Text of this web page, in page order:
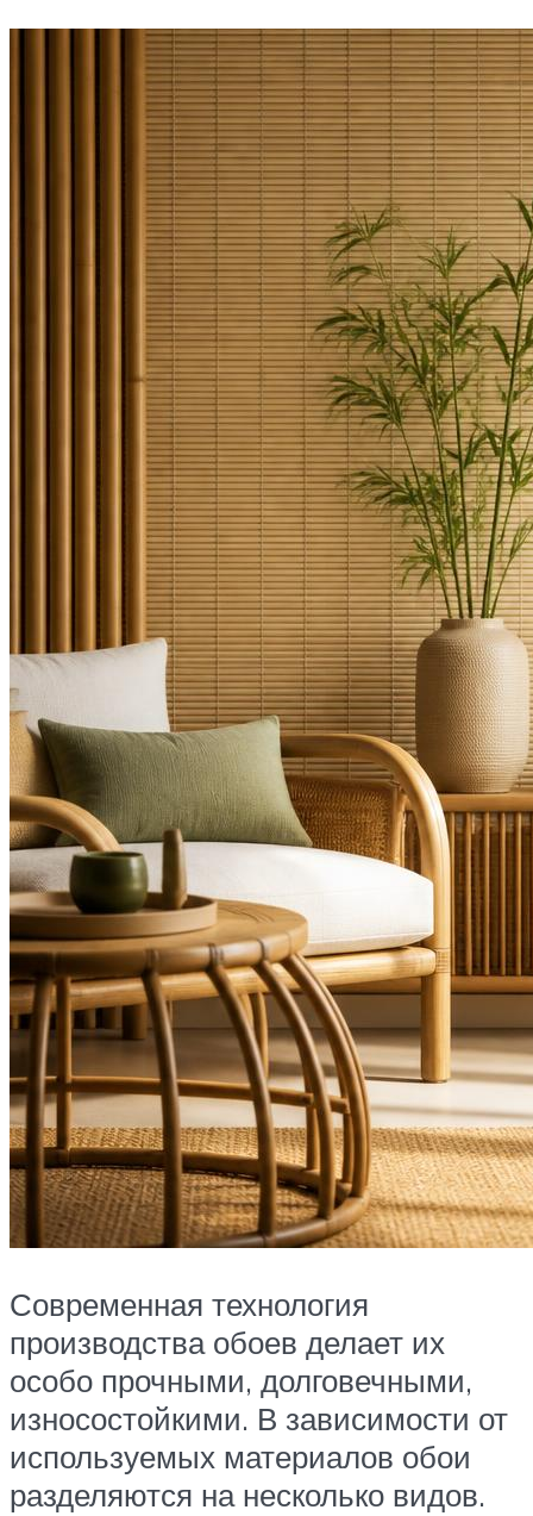
Современная технология
производства обоев делает их
особо прочными, долговечными,
износостойкими. В зависимости от
используемых материалов обои
разделяются на несколько видов.